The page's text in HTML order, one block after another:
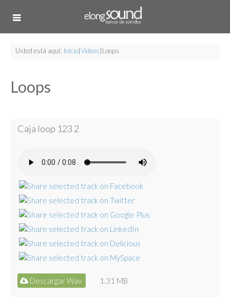
Usted está aquí: Inicio Videos Loops
Loops
Caja loop 123 2
Descargar Wav 1.31 MB